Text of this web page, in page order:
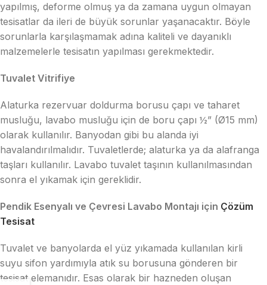
yapılmış, deforme olmuş ya da zamana uygun olmayan
tesisatlar da ileri de büyük sorunlar yaşanacaktır. Böyle
sorunlarla karşılaşmamak adına kaliteli ve dayanıklı
malzemelerle tesisatın yapılması gerekmektedir.
Tuvalet Vitrifiye
Alaturka rezervuar doldurma borusu çapı ve taharet
musluğu, lavabo musluğu için de boru çapı ½” (Ø15 mm)
olarak kullanılır. Banyodan gibi bu alanda iyi
havalandırılmalıdır. Tuvaletlerde; alaturka ya da alafranga
taşları kullanılır. Lavabo tuvalet taşının kullanılmasından
sonra el yıkamak için gereklidir.
Pendik Esenyalı ve Çevresi Lavabo Montajı için Çözüm
Tesisat
Tuvalet ve banyolarda el yüz yıkamada kullanılan kirli
suyu sifon yardımıyla atık su borusuna gönderen bir
tesisat elemanıdır. Esas olarak bir hazneden oluşan